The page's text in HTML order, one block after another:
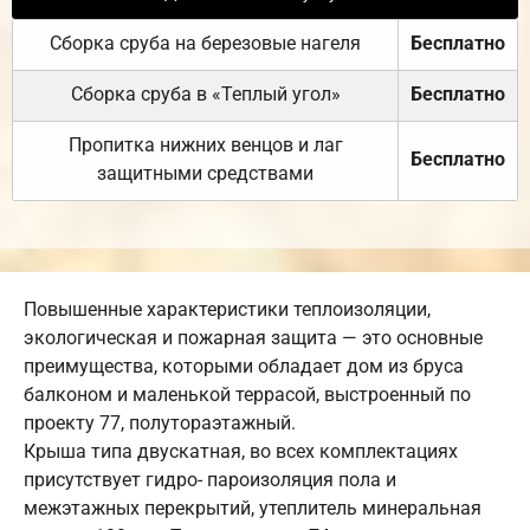
Сборка сруба на березовые нагеля Бесплатно
Сборка сруба в «Теплый угол» Бесплатно
Пропитка нижних венцов и лаг
защитными средствами
Бесплатно
Повышенные характеристики теплоизоляции,
экологическая и пожарная защита — это основные
преимущества, которыми обладает дом из бруса
балконом и маленькой террасой, выстроенный по
проекту 77, полутораэтажный.
Крыша типа двускатная, во всех комплектациях
присутствует гидро- пароизоляция пола и
межэтажных перекрытий, утеплитель минеральная